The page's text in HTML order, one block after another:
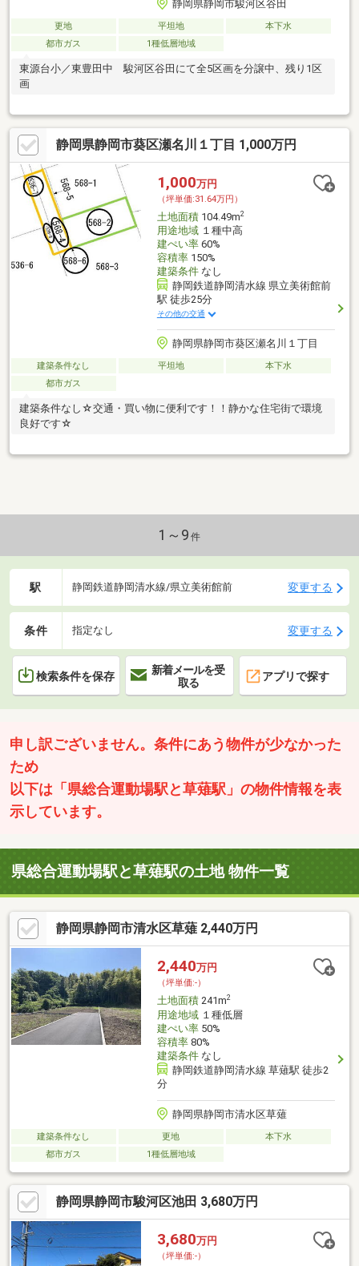
静岡県静岡市駿河区谷田
更地 平坦地
本下水
都市ガス
1種低層地域
東源台小／東豊田中 駿河区谷田にて全5区画を分譲中、残り1区
画
静岡県静岡市葵区瀬名川１丁目 1,000万円
1,000万円
（坪単価:31.64万円）
土地面積104.49m2
用途地域１種中高
建ぺい率60%
容積率150%
建築条件なし
静岡鉄道静岡清水線 県立美術館前
駅 徒歩25分
その他の交通
静岡県静岡市葵区瀬名川１丁目
建築条件なし 平坦地
本下水
都市ガス
建築条件なし☆交通・買い物に便利です！！静かな住宅街で環境
良好です☆
1～9 件
駅 静岡鉄道静岡清水線/県立美術館前 変更する
条件 指定なし 変更する
検索条件を保存
新着メールを受
取る
アプリで探す
申し訳ございません。条件にあう物件が少なかった
ため
以下は「県総合運動場駅と草薙駅」の物件情報を表
示しています。
県総合運動場駅と草薙駅の土地 物件一覧
静岡県静岡市清水区草薙 2,440万円
2,440万円
（坪単価:-）
土地面積241m2
用途地域１種低層
建ぺい率50%
容積率80%
建築条件なし
静岡鉄道静岡清水線 草薙駅 徒歩2
分
静岡県静岡市清水区草薙
建築条件なし 更地
本下水
都市ガス
1種低層地域
静岡県静岡市駿河区池田 3,680万円
3,680万円
（坪単価:-）